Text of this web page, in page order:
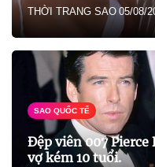
THỜI TRANG SAO 05/08/
SAO QUỐC TẾ
Đệp viên 007 Pierce
vợ kém 10 tuổi.